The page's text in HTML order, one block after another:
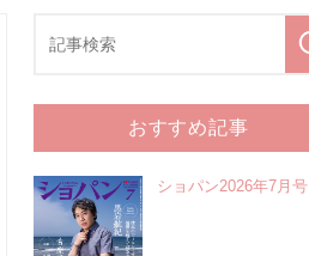
おすすめ記事
ショパン2026年7月号